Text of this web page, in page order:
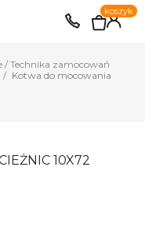
EUR PLN 0
koszyk
Technika zamocowań
Kotwa do mocowania
10X72